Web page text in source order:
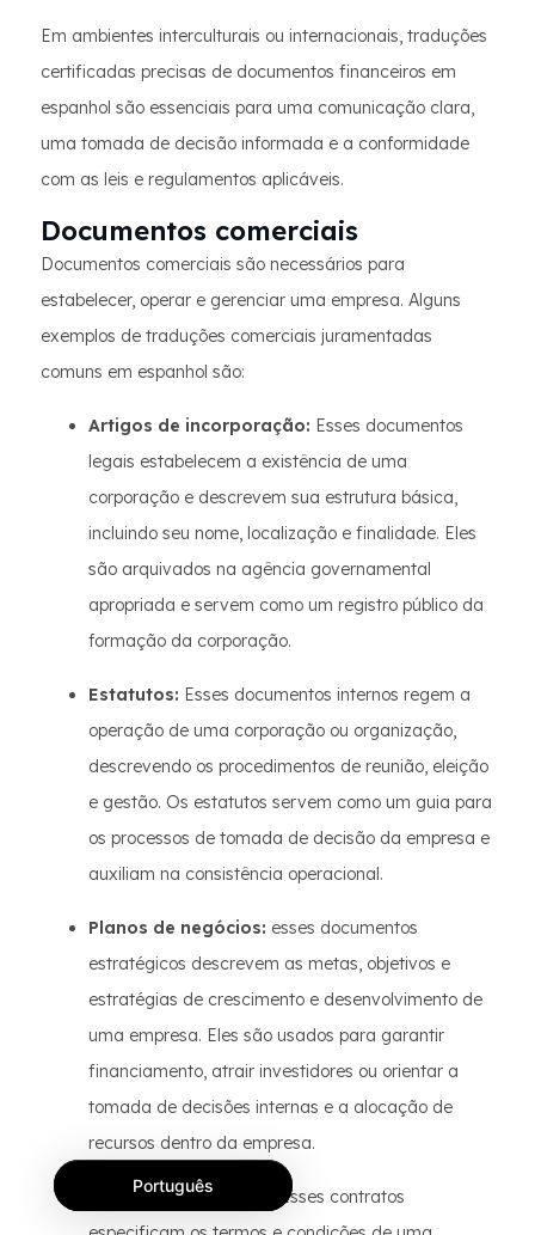
Em ambientes interculturais ou internacionais, traduções
certificadas precisas de documentos financeiros em
espanhol são essenciais para uma comunicação clara,
uma tomada de decisão informada e a conformidade
com as leis e regulamentos aplicáveis.
Documentos comerciais
Documentos comerciais são necessários para
estabelecer, operar e gerenciar uma empresa. Alguns
exemplos de traduções comerciais juramentadas
comuns em espanhol são:
Artigos de incorporação: Esses documentos
legais estabelecem a existência de uma
corporação e descrevem sua estrutura básica,
incluindo seu nome, localização e finalidade. Eles
são arquivados na agência governamental
apropriada e servem como um registro público da
formação da corporação.
Estatutos: Esses documentos internos regem a
operação de uma corporação ou organização,
descrevendo os procedimentos de reunião, eleição
e gestão. Os estatutos servem como um guia para
os processos de tomada de decisão da empresa e
auxiliam na consistência operacional.
Planos de negócios: esses documentos
estratégicos descrevem as metas, objetivos e
estratégias de crescimento e desenvolvimento de
uma empresa. Eles são usados para garantir
financiamento, atrair investidores ou orientar a
tomada de decisões internas e a alocação de
recursos dentro da empresa.
Acordos de parceria:
Esses contratos
Português